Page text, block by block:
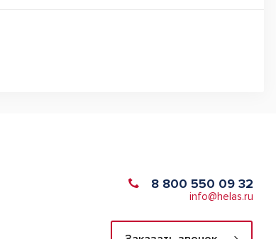
8 800 550 09 32
info@helas.ru